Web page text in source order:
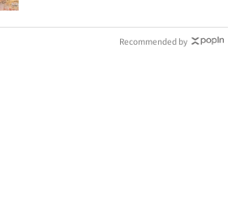
Recommended by